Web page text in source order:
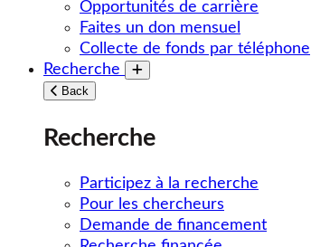
Opportunités de carrière
Faites un don mensuel
Collecte de fonds par téléphone
Recherche
Toggle submenu
Back
Recherche
Participez à la recherche
Pour les chercheurs
Demande de financement